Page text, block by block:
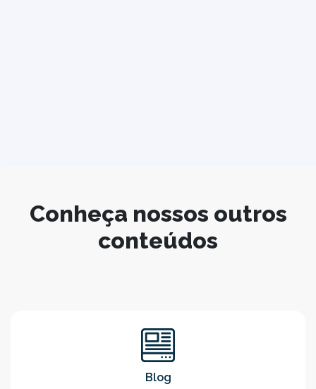
Conheça nossos outros
conteúdos
Blog